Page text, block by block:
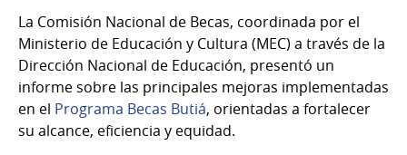
La Comisión Nacional de Becas, coordinada por el
Ministerio de Educación y Cultura (MEC) a través de la
Dirección Nacional de Educación, presentó un
informe sobre las principales mejoras implementadas
en el Programa Becas Butiá, orientadas a fortalecer
su alcance, eficiencia y equidad.